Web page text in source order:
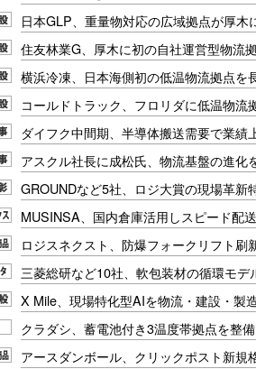
日本GLP、重量物対応の広域拠点が厚木
住友林業G、厚木に初の自社運営型物流
横浜冷凍、日本海側初の低温物流拠点を
コールドトラック、フロリダに低温物流
ダイフク中間期、半導体搬送需要で業績
アスクル社長に成松氏、物流基盤の進化
GROUNDなど5社、ロジ大賞の現場革新
MUSINSA、国内倉庫活用しスピード配
ロジスネクスト、防爆フォークリフト刷
三菱総研など10社、軟包装材の循環モデ
X Mile、現場特化型AIを物流・建設・製
クラダシ、蓄電池付き3温度帯拠点を整備
アースダンボール、クリックポスト新規